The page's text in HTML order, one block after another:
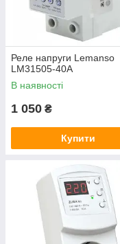
Реле напруги Lemanso
LM31505-40A
В наявності
1 050 ₴
Купити